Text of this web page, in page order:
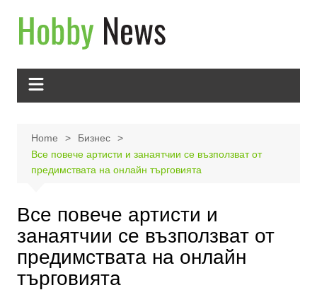
content
Home
Бизнес
Все повече артисти и занаятчии се възползват от
предимствата на онлайн търговията
Все повече артисти и
занаятчии се възползват от
предимствата на онлайн
търговията